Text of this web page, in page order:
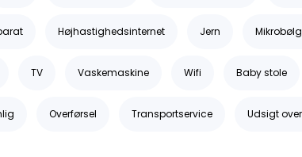
Højhastighedsinternet Jern
TV Vaskemaskine Wifi Baby stole
Overførsel Transportservice Udsigt